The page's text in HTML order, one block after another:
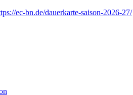
ec-bn.de/dauerkarte-saison-2026-27/